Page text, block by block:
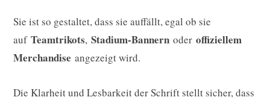
Sie ist so gestaltet, dass sie auffällt, egal ob sie
auf Teamtrikots, Stadium-Bannern oder offiziellem
Merchandise angezeigt wird.
Die Klarheit und Lesbarkeit der Schrift stellt sicher, dass